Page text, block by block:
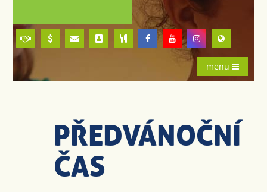
menu
PŘEDVÁNOČNÍ
ČAS